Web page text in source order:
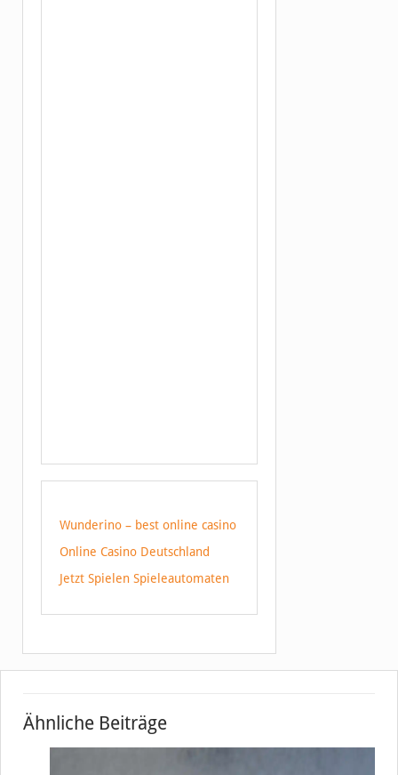
Wunderino – best online casino
Online Casino Deutschland
Jetzt Spielen Spieleautomaten
Ähnliche Beiträge